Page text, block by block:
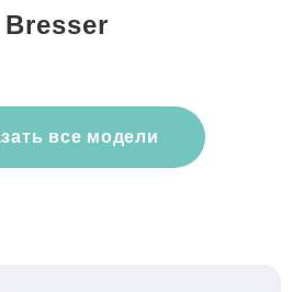
Bresser
все модели